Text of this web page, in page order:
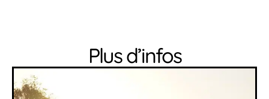
Plus d’infos